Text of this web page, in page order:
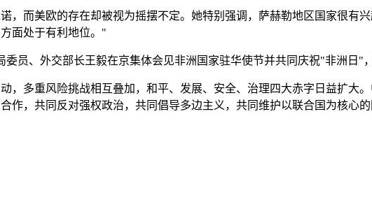
，而美欧的存在却被视为摇摆不定。她特别强调，萨赫勒地区国家很有
面处于有利地位。"
员、外交部长王毅在京集体会见非洲国家驻华使节并共同庆祝"非洲日"
，多重风险挑战相互叠加，和平、发展、安全、治理四大赤字日益扩大
作，共同反对强权政治，共同倡导多边主义，共同维护以联合国为核心